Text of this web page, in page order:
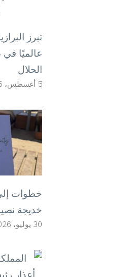
تبرز
عالميًا في
الحلال
5 أغسطس، 2026
خطوات
خديجة
30 يوليو، 2026